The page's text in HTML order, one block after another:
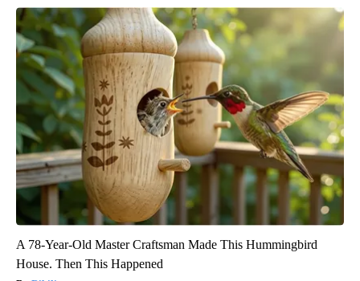
A 78-Year-Old Master Craftsman Made This Hummingbird
House. Then This Happened